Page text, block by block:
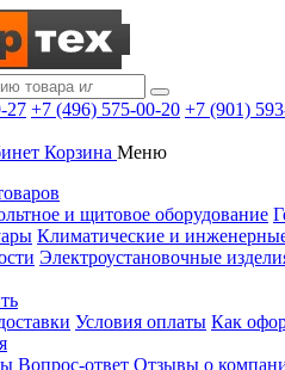
27 +7 (496) 575-00-20 +7 (901)
Корзина Меню
и щитовое оборудование
Климатические и
Электроустановочные
Условия оплаты Как
Вопрос-ответ Отзывы о